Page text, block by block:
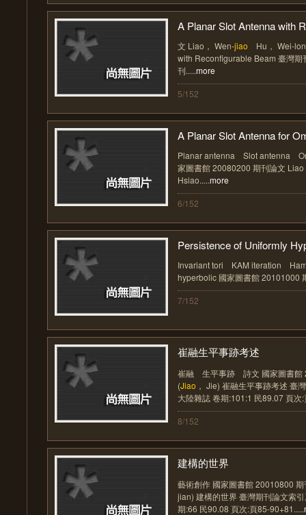
A Planar Slot Antenna with
文 Liao， Wen-jiao Hu， Wei-
with Reconfigurable Beam 臺灣期
刊.....more
5/152
A Planar Slot Antenna for
Planar antenna Slot antenna
家圖書館 20080200 期刊論文 Liao
Hsiao.....more
6/152
Persistence of Uniformly
Invariant tori KAM iteration
hyperbolic 國家圖書館 20101000
7/152
崔融生平事跡考述
崔融 生平事跡 詩文 國家圖書館
(Jiao ， Jie) 崔融生平事跡考述 臺
大陸雜誌 卷期:101:1 民89.07 頁次:
8/152
建構的世界
藝術創作 國家圖書館 20010800
jian) 建構的世界 臺灣期刊論文索
期:66 民90.08 頁次:頁85-90+81.....